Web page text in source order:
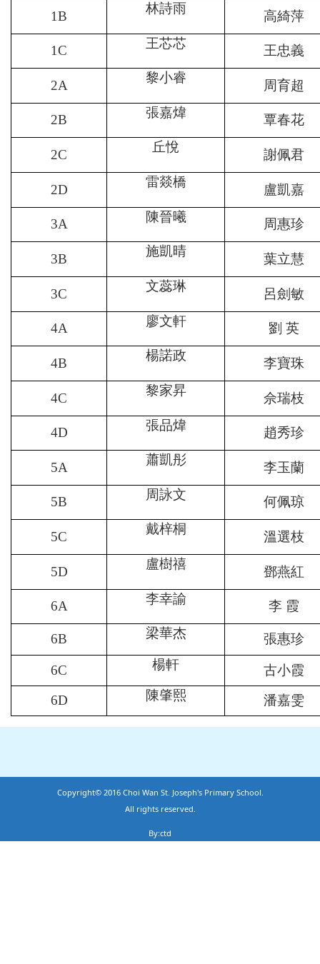
1B
林詩雨
高綺萍
1C 王芯芯 王忠義
2A
黎小睿
周育超
2B 張嘉煒 覃春花
2C
丘悅
謝佩君
2D
雷燚橋
盧凱嘉
3A 陳晉曦 周惠珍
3B
施凱晴
葉立慧
3C
文蕊琳
呂劍敏
4A 廖文軒 劉 英
4B
楊諾政
李寶珠
4C
黎家昇
佘瑞枝
4D 張品煒 趙秀珍
5A
蕭凱彤
李玉蘭
5B 周詠文 何佩琼
5C
戴梓桐
溫選枝
5D
盧樹禧
鄧燕紅
6A 李幸諭 李 霞
6B 梁華杰 張惠珍
6C 楊軒
古小霞
6D
陳肇熙 潘嘉雯
Copyright© 2016 Choi Wan St. Joseph's Primary School.
All rights reserved.
By:ctd